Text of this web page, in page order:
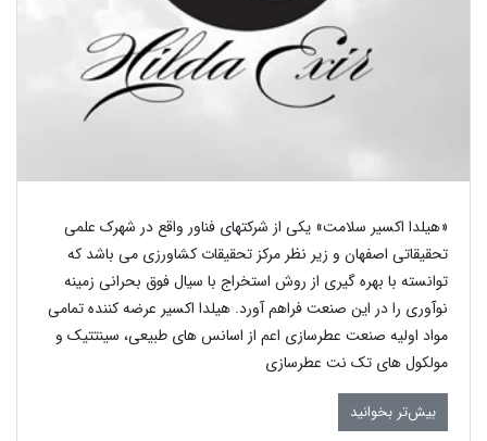
«هیلدا اکسیر سلامت» یکی از شرکتهای فناور واقع در شهرک علمی
تحقیقاتی اصفهان و زیر نظر مرکز تحقیقات کشاورزی می باشد که
توانسته با بهره گیری از روش استخراج با سیال فوق بحرانی زمینه
نوآوری را در این صنعت فراهم آورد. هیلدا اکسیر عرضه کننده تمامی
مواد اولیه صنعت عطرسازی اعم از اسانس های طبیعی، سینتتیک و
مولکول های تک نت عطرسازی
بیش‌تر بخوانید